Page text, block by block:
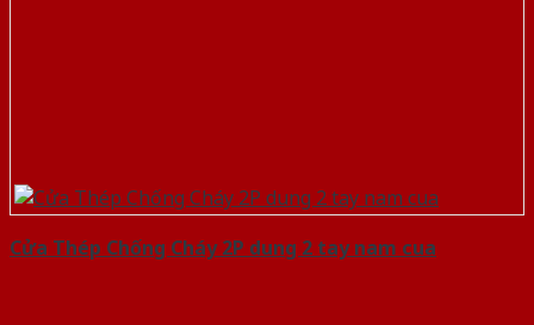
Cửa Thép Chống Cháy 2P dung 2 tay nam cua